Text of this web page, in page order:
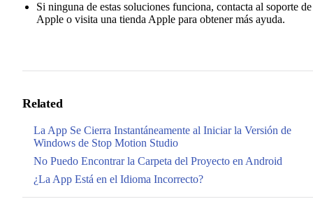
Si ninguna de estas soluciones funciona, contacta al soporte de
Apple o visita una tienda Apple para obtener más ayuda.
Related
La App Se Cierra Instantáneamente al Iniciar la Versión de
Windows de Stop Motion Studio
No Puedo Encontrar la Carpeta del Proyecto en Android
¿La App Está en el Idioma Incorrecto?